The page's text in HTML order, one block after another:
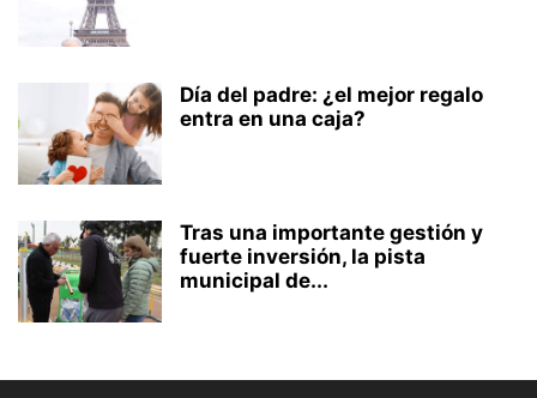
Día del padre: ¿el mejor regalo
entra en una caja?
Tras una importante gestión y
fuerte inversión, la pista
municipal de...